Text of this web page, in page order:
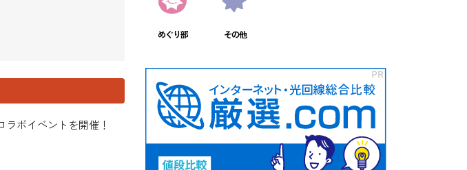
ボイベントを開催！
めぐり部 その他